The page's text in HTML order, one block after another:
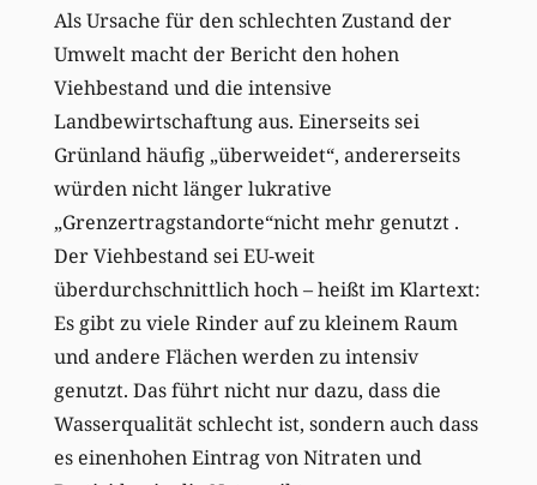
Als Ursache für den schlechten Zustand der
Umwelt macht der Bericht den hohen
Viehbestand und die intensive
Landbewirtschaftung aus. Einerseits sei
Grünland häufig „überweidet“, andererseits
würden nicht länger lukrative
„Grenzertragstandorte“nicht mehr genutzt .
Der Viehbestand sei EU-weit
überdurchschnittlich hoch – heißt im Klartext:
Es gibt zu viele Rinder auf zu kleinem Raum
und andere Flächen werden zu intensiv
genutzt. Das führt nicht nur dazu, dass die
Wasserqualität schlecht ist, sondern auch dass
es einenhohen Eintrag von Nitraten und